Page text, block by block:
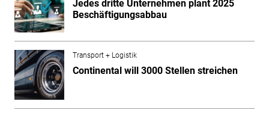
Jedes dritte Unternehmen plant 2025
Beschäftigungsabbau
Transport + Logistik
Continental will 3000 Stellen streichen